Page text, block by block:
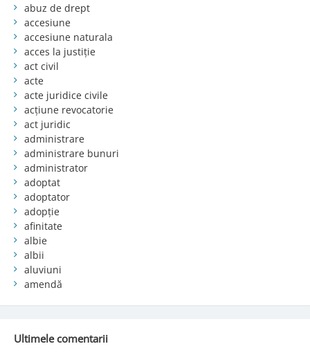
abuz de drept
accesiune
accesiune naturala
acces la justiție
act civil
acte
acte juridice civile
acțiune revocatorie
act juridic
administrare
administrare bunuri
administrator
adoptat
adoptator
adopție
afinitate
albie
albii
aluviuni
amendă
Ultimele comentarii